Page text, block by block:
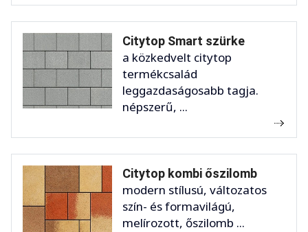
Citytop Smart szürke
a közkedvelt citytop
termékcsalád
leggazdaságosabb tagja.
népszerű, ...
Citytop kombi őszilomb
modern stílusú, változatos
szín- és formavilágú,
melírozott, őszilomb ...